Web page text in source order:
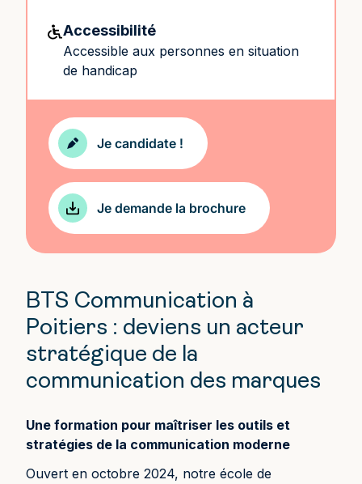
BTS Communication à
Poitiers : deviens un acteur
stratégique de la
communication des marques
Une formation pour maîtriser les outils et
stratégies de la communication moderne
Ouvert en octobre 2024, notre école de
Accessibilité
Accessible aux personnes en situation
de handicap
Je candidate !
Je demande la brochure